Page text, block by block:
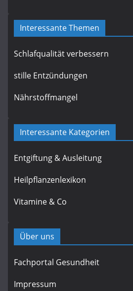
Interessante Themen
Schlafqualität verbessern
stille Entzündungen
Nährstoffmangel
Interessante Kategorien
Entgiftung & Ausleitung
Heilpflanzenlexikon
Vitamine & Co
Über uns
Fachportal Gesundheit
Impressum